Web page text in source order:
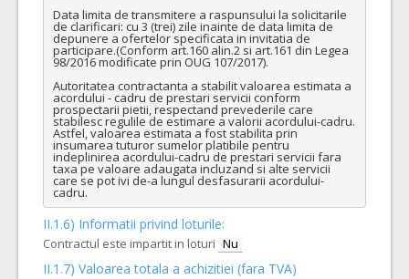
Data limita de transmitere a raspunsului la solicitarile
de clarificari: cu 3 (trei) zile inainte de data limita de
depunere a ofertelor specificata in invitatia de
participare.(Conform art.160 alin.2 si art.161 din Legea
98/2016 modificate prin OUG 107/2017).
Autoritatea contractanta a stabilit valoarea estimata a
acordului - cadru de prestari servicii conform
prospectarii pietii, respectand prevederile care
stabilesc regulile de estimare a valorii acordului-cadru.
Astfel, valoarea estimata a fost stabilita prin
insumarea tuturor sumelor platibile pentru
indeplinirea acordului-cadru de prestari servicii fara
taxa pe valoare adaugata incluzand si alte servicii
care se pot ivi de-a lungul desfasurarii acordului-
cadru.
II.1.6) Informatii privind loturile:
Contractul este impartit in loturi Nu
II.1.7) Valoarea totala a achizitiei (fara TVA)